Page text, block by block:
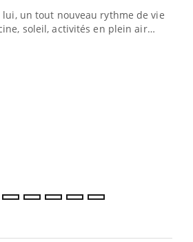
un tout nouveau rythme de vie !
soleil, activités en plein air…